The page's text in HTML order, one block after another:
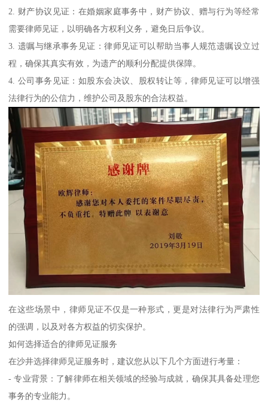
2. 财产协议见证：在婚姻家庭事务中，财产协议、赠与行为等经常
需要律师见证，以明确各方权利义务，避免日后争议。
3. 遗嘱与继承事务见证：律师见证可以帮助当事人规范遗嘱设立过
程，确保其真实有效，为遗产的顺利分配提供保障。
4. 公司事务见证：如股东会决议、股权转让等，律师见证可以增强
法律行为的公信力，维护公司及股东的合法权益。
在这些场景中，律师见证不仅是一种形式，更是对法律行为严肃性
的强调，以及对各方权益的切实保护。
如何选择适合的律师见证服务
在沙井选择律师见证服务时，建议您从以下几个方面进行考量：
- 专业背景：了解律师在相关领域的经验与成就，确保其具备处理您
事务的专业能力。